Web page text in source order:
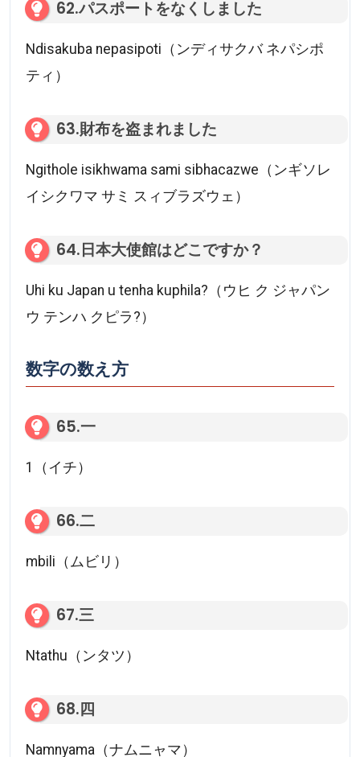
62.パスポートをなくしました
Ndisakuba nepasipoti（ンディサクバ ネパシポ
ティ）
63.財布を盗まれました
Ngithole isikhwama sami sibhacazwe（ンギソレ
イシクワマ サミ スィブラズウェ）
64.日本大使館はどこですか？
Uhi ku Japan u tenha kuphila?（ウヒ ク ジャパン
ウ テンハ クピラ?）
数字の数え方
65.一
1（イチ）
66.二
mbili（ムビリ）
67.三
Ntathu（ンタツ）
68.四
Namnyama（ナムニャマ）